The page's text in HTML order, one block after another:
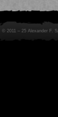
© 2011 – 25 Alexander F.